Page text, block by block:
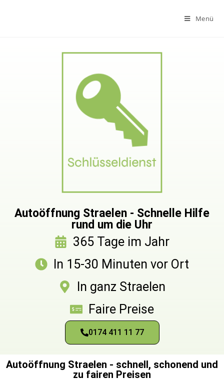
Menü
Autoöffnung Straelen - Schnelle Hilfe
rund um die Uhr
365 Tage im Jahr
In 15-30 Minuten vor Ort
In ganz Straelen
Faire Preise
0174 411 11 77
Autoöffnung Straelen - schnell, schonend und
zu fairen Preisen